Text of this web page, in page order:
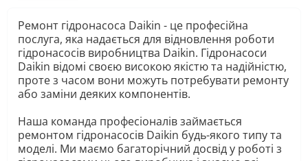
Ремонт гідронасоса Daikin - це професійна
послуга, яка надається для відновлення роботи
гідронасосів виробництва Daikin. Гідронасоси
Daikin відомі своєю високою якістю та надійністю,
проте з часом вони можуть потребувати ремонту
або заміни деяких компонентів.
Наша команда професіоналів займається
ремонтом гідронасосів Daikin будь-якого типу та
моделі. Ми маємо багаторічний досвід у роботі з